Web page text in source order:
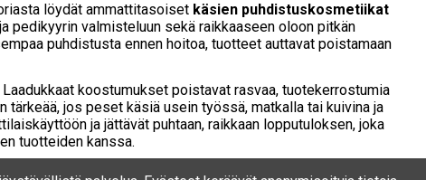
löydät ammattitasoiset käsien puhdistuskosmetiikat
pedikyyrin valmisteluun sekä raikkaaseen oloon pitkän
puhdistusta ennen hoitoa, tuotteet auttavat poistamaan
koostumukset poistavat rasvaa, tuotekerrostumia
tärkeää, jos peset käsiä usein työssä, matkalla tai kuivina ja
ja jättävät puhtaan, raikkaan lopputuloksen, joka
tuotteiden kanssa.